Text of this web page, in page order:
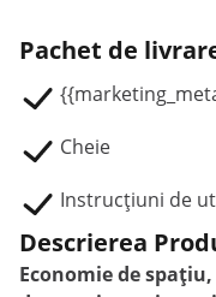
Pachet de
Cheie
Instrucțiuni de
Descrierea
Economie de